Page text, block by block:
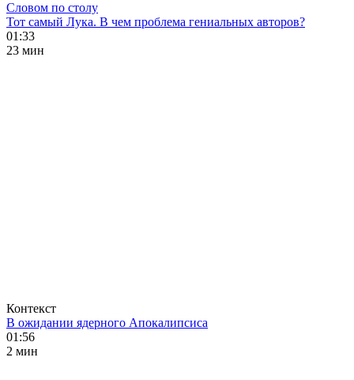
Словом по столу
Тот самый Лука. В чем проблема гениальных авторов?
01:33
23 мин
Контекст
В ожидании ядерного Апокалипсиса
01:56
2 мин